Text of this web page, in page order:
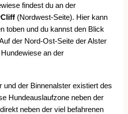
findest du an der
(Nordwest-Seite). Hier kann
toben und du kannst den Blick
der Nord-Ost-Seite der Alster
an der
und der Binnenalster existiert des
Hundeauslaufzone neben der
neben der viel befahrenen